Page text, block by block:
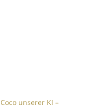
unserer KI –